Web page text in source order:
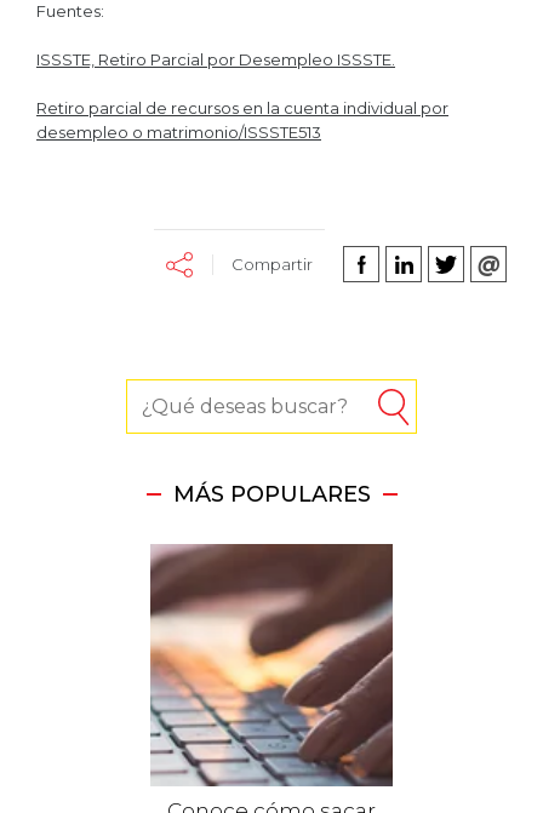
MÁS POPULARES
Fuentes:
ISSSTE, Retiro Parcial por Desempleo ISSSTE.
Retiro parcial de recursos en la cuenta individual por
desempleo o matrimonio/ISSSTE513
Compartir